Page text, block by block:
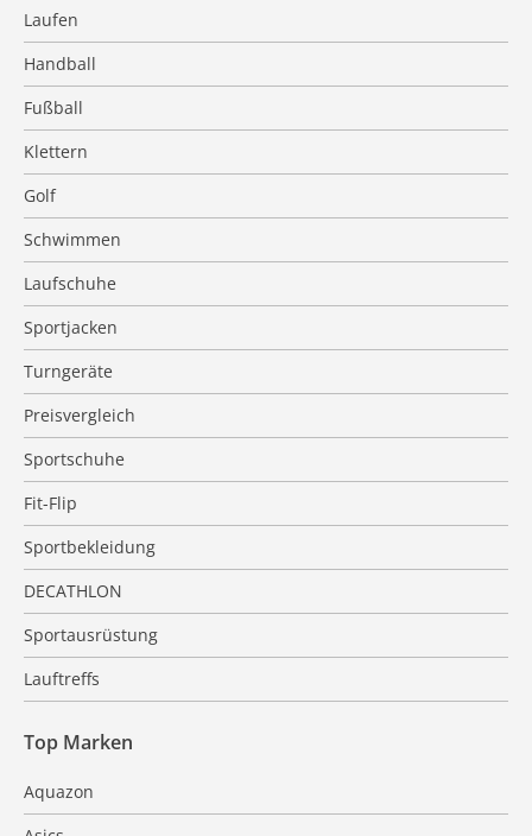
Laufen
Handball
Fußball
Klettern
Golf
Schwimmen
Laufschuhe
Sportjacken
Turngeräte
Preisvergleich
Sportschuhe
Fit-Flip
Sportbekleidung
DECATHLON
Sportausrüstung
Lauftreffs
Top Marken
Aquazon